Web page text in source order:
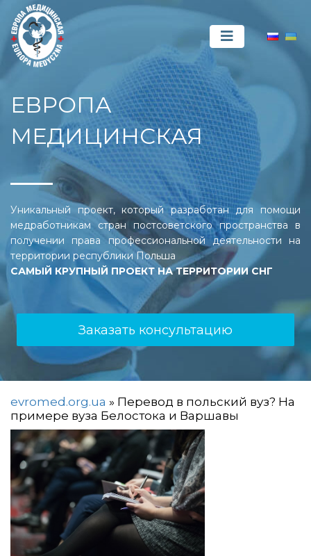
ЕВРОПА
МЕДИЦИНСКАЯ
Уникальный проект, который разработан для помощи
медработникам стран постсоветского пространства в
получении права профессиональной деятельности на
территории республики Польша
САМЫЙ КРУПНЫЙ ПРОЕКТ НА ТЕРРИТОРИИ СНГ
Заказать консультацию
evromed.org.ua » Перевод в польский вуз? На
примере вуза Белостока и Варшавы